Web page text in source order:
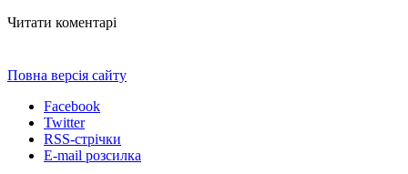
Читати коментарі
Повна версія сайту
Facebook
Twitter
RSS-стрічки
E-mail розсилка